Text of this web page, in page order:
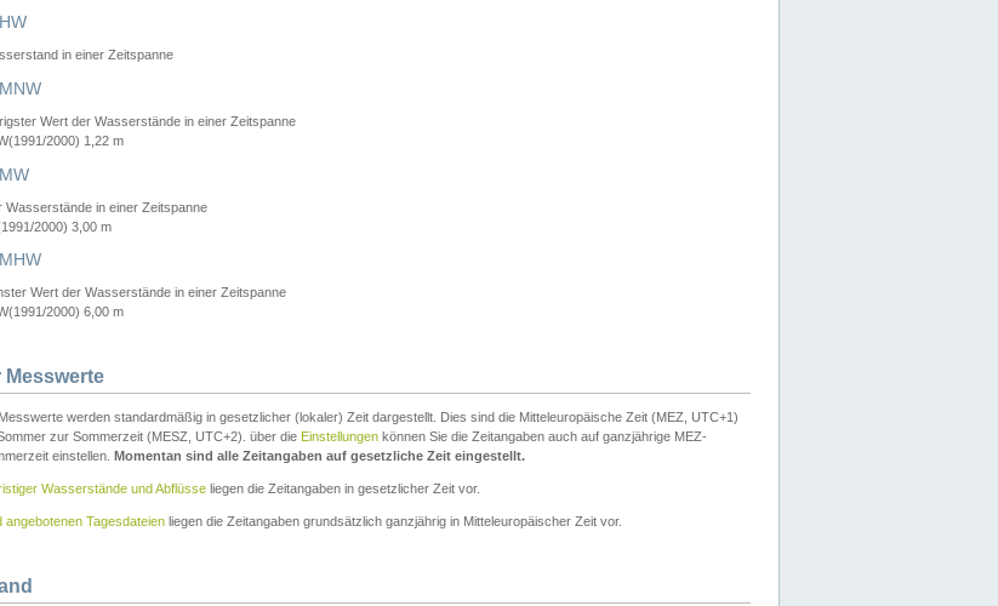
in einer Zeitspanne
Wert der Wasserstände in einer Zeitspanne
2000) 1,22 m
Wasserstände in einer Zeitspanne
2000) 3,00 m
Wert der Wasserstände in einer Zeitspanne
2000) 6,00 m
Messwerte
werden standardmäßig in gesetzlicher (lokaler) Zeit dargestellt. Dies sind die Mitteleuropäische Zeit (MEZ, UTC+1)
zur Sommerzeit (MESZ, UTC+2). über die Einstellungen können Sie die Zeitangaben auch auf ganzjährige MEZ-
einstellen. Momentan sind alle Zeitangaben auf gesetzliche Zeit eingestellt.
Wasserstände und Abflüsse liegen die Zeitangaben in gesetzlicher Zeit vor.
angebotenen Tagesdateien liegen die Zeitangaben grundsätzlich ganzjährig in Mitteleuropäischer Zeit vor.